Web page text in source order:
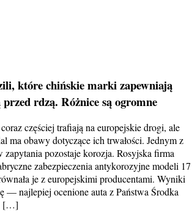
które chińskie marki zapewniają
rdzą. Różnice są ogromne
częściej trafiają na europejskie drogi, ale
ma obawy dotyczące ich trwałości. Jednym z
zapytania pozostaje korozja. Rosyjska firma
zabezpieczenia antykorozyjne modeli 17
je z europejskimi producentami. Wyniki
— najlepiej ocenione auta z Państwa Środka
[…]